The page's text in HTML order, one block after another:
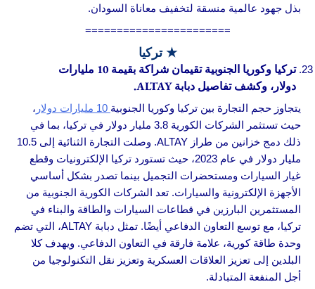
بذل جهود عالمية منسقة لتخفيف معاناة السودان.
=======================
★ تركيا
تركيا وكوريا الجنوبية تقيمان شراكة بقيمة 10 مليارات
دولار، وكشف تفاصيل دبابة ALTAY.
يتجاوز حجم التجارة بين تركيا وكوريا الجنوبية
،
حيث تستثمر الشركات الكورية 3.8 مليار دولار في تركيا، بما في
ذلك دمج خزانين من طراز ALTAY. وصلت التجارة الثنائية إلى 10.5
مليار دولار في عام 2023، حيث تستورد تركيا الإلكترونيات وقطع
غيار السيارات ومستحضرات التجميل بينما تصدر بشكل أساسي
الأجهزة الإلكترونية والسيارات. تعد الشركات الكورية الجنوبية من
المستثمرين البارزين في قطاعات السيارات والطاقة والبناء في
تركيا، مع توسع التعاون الدفاعي أيضًا. تمثل دبابة ALTAY، التي تضم
وحدة طاقة كورية، علامة فارقة في التعاون الدفاعي. ويهدف كلا
البلدين إلى تعزيز العلاقات العسكرية وتعزيز نقل التكنولوجيا من
أجل المنفعة المتبادلة.